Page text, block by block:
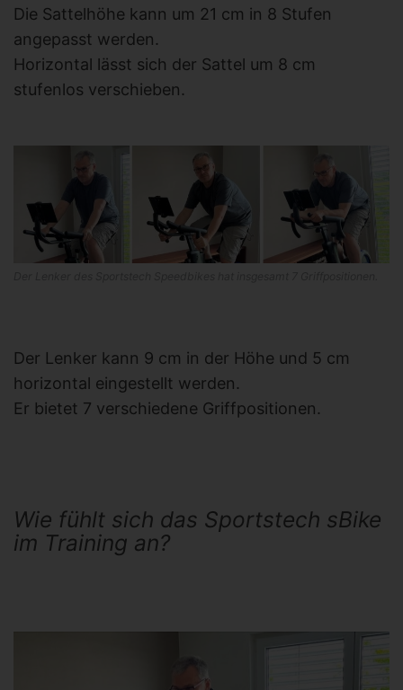
Die Sattelhöhe kann um 21 cm in 8 Stufen
angepasst werden.
Horizontal lässt sich der Sattel um 8 cm
stufenlos verschieben.
Der Lenker kann 9 cm in der Höhe und 5 cm
horizontal eingestellt werden.
Er bietet 7 verschiedene Griffpositionen.
Wie fühlt sich das Sportstech sBike
im Training an?